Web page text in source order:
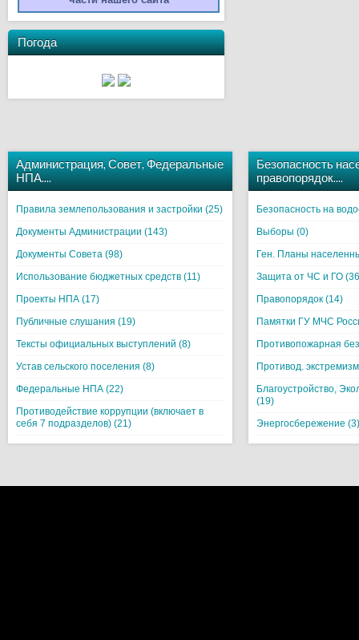
Погода
Администрация, Совет, Федеральные
НПА….
Правила землепользования и застройки (25)
Документы Администрации (143)
Документы Совета (98)
Использование бюджетных средств (11)
Проекты НПА (17)
Публичные слушания (19)
Тексты официальных выступлений (8)
Устав сельского поселения (8)
Федеральные НПА (22)
Противодействие коррупции (включает в
себя 7 подразделов) (21)
Безопасность
правопорядок….
Безопасность на
Выборы (0)
Ген. Планы
Защита от ЧС и ГО
Правопорядок (14)
Памятки ГУ МЧС
Противопожарная
Противод.
Благоустройство,
(19)
Энергосбережение (3)